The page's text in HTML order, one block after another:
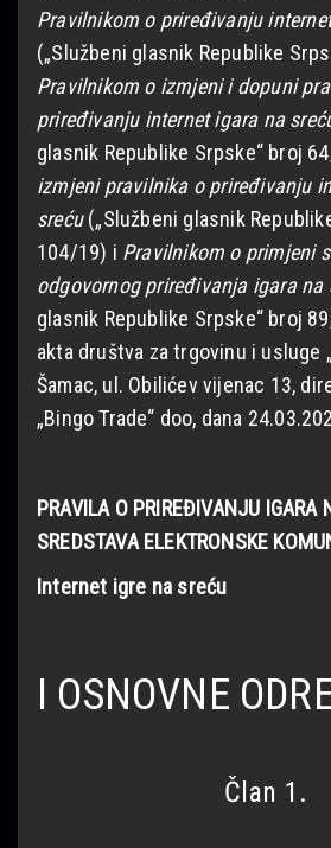
Pravilnikom o priređivanju
(„Službeni glasnik Republike
Pravilnikom o izmjeni i dopuni
priređivanju internet igara na
glasnik Republike Srpske“ broj
izmjeni pravilnika o priređivanju
sreću(„Službeni glasnik
104/19) i Pravilnikom o primjeni
odgovornog priređivanja igara na
glasnik Republike Srpske“ broj
akta društva za trgovinu i usluge
Šamac, ul. Obilićev vijenac 13,
„Bingo Trade“ doo, dana
PRAVILA O PRIREĐIVANJU IGARA
SREDSTAVA ELEKTRONSKE
Internet igre na sreću
I OSNOVNE
Član 1.